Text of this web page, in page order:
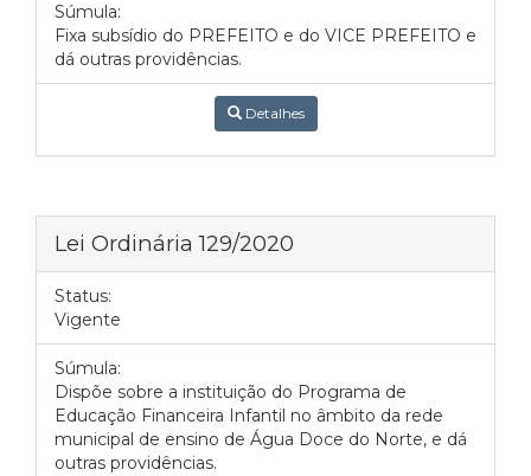
Súmula:
Fixa subsídio do PREFEITO e do VICE PREFEITO e
dá outras providências.
Detalhes
Lei Ordinária 129/2020
Status:
Vigente
Súmula:
Dispõe sobre a instituição do Programa de
Educação Financeira Infantil no âmbito da rede
municipal de ensino de Água Doce do Norte, e dá
outras providências.